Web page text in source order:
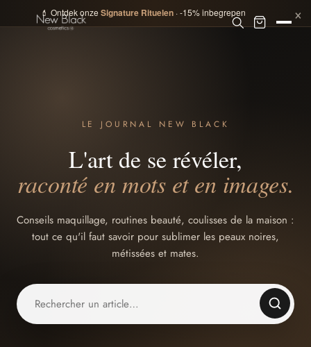
💄 Ontdek onze Signature Rituelen· -15% inbegrepen ×
LE JOURNAL NEW BLACK
L'art de se révéler,
raconté en mots et en images.
Conseils maquillage, routines beauté, coulisses de la maison :
tout ce qu'il faut savoir pour sublimer les peaux noires,
métissées et mates.